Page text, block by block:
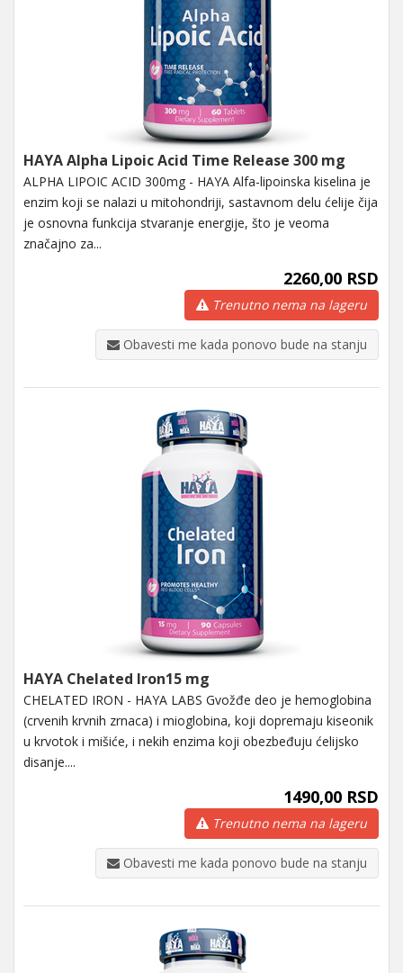
HAYA Alpha Lipoic Acid Time Release 300 mg
ALPHA LIPOIC ACID 300mg - HAYA Alfa-lipoinska kiselina je
enzim koji se nalazi u mitohondriji, sastavnom delu ćelije čija
je osnovna funkcija stvaranje energije, što je veoma
značajno za...
2260,00 RSD
Trenutno nema na lageru
Obavesti me kada ponovo bude na stanju
HAYA Chelated Iron15 mg
CHELATED IRON - HAYA LABS Gvožđe deo je hemoglobina
(crvenih krvnih zrnaca) i mioglobina, koji dopremaju kiseonik
u krvotok i mišiće, i nekih enzima koji obezbeđuju ćelijsko
disanje....
1490,00 RSD
Trenutno nema na lageru
Obavesti me kada ponovo bude na stanju